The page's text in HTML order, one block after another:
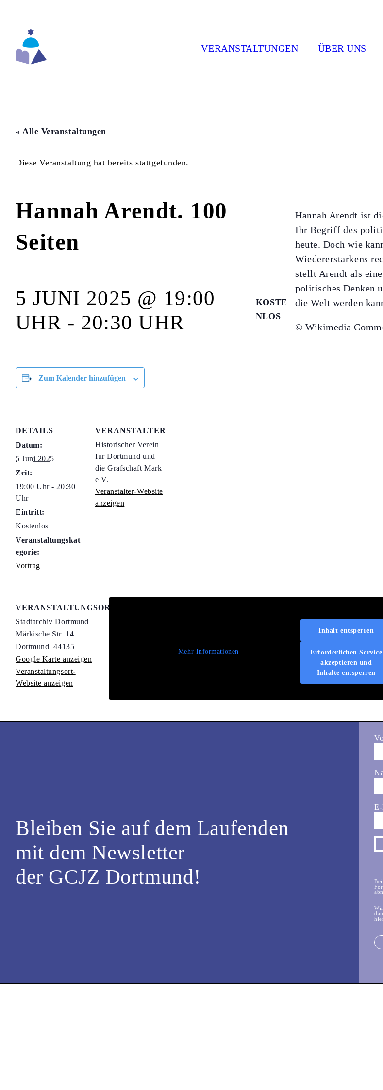
VERANSTALTUNGEN ÜBER UNS
« Alle Veranstaltungen
Diese Veranstaltung hat bereits stattgefunden.
Hannah Arendt. 100
Seiten
5 JUNI 2025 @ 19:00
UHR - 20:30 UHR
KOSTE
NLOS
Hannah Arendt ist
Ihr Begriff des
heute. Doch wie
Wiedererstarkens
stellt Arendt als
politisches Denken
die Welt werden
© Wikimedia
Zum Kalender hinzufügen
DETAILS
Datum:
5 Juni 2025
Zeit:
19:00 Uhr - 20:30
Uhr
Eintritt:
Kostenlos
Veranstaltungskat
egorie:
Vortrag
VERANSTALTER
Historischer Verein
für Dortmund und
die Grafschaft Mark
e.V.
Veranstalter-Website
anzeigen
VERANSTALTUNGSORT
Stadtarchiv Dortmund
Märkische Str. 14
Dortmund, 44135
Google Karte anzeigen
Veranstaltungsort-
Website anzeigen
Mehr Informationen
Inhalt entsperren
Erforderlichen Service
akzeptieren und
Inhalte entsperren
Bleiben Sie auf dem Laufenden
mit dem Newsletter
der GCJZ Dortmund!